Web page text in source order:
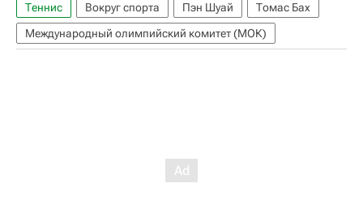
Теннис Вокруг спорта Пэн Шуай
Томас Бах
Международный олимпийский комитет (МОК)